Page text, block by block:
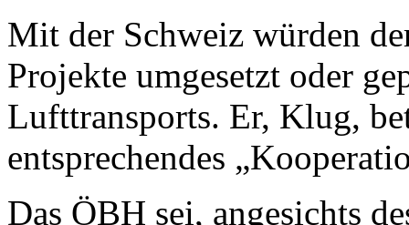
Mit der Schweiz würden
Projekte umgesetzt oder
Lufttransports. Er, Klug,
entsprechendes
Das ÖBH sei, angesichts